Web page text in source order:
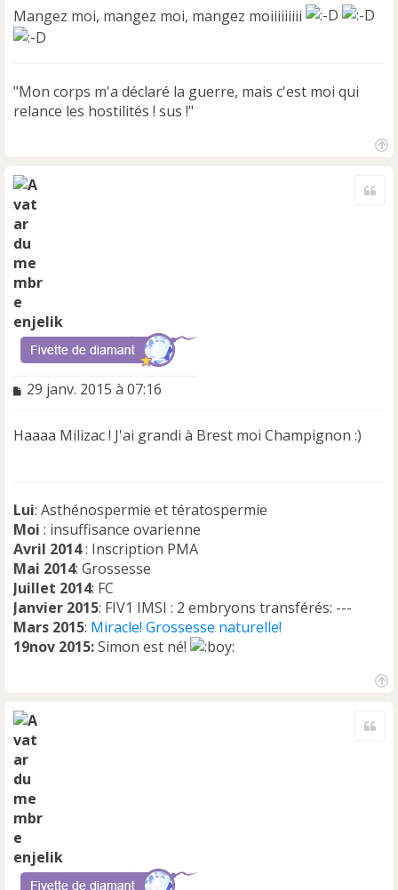
s
a
n
o
n
Mangez moi, mangez moi, mangez moiiiiiiiii
"Mon corps m'a déclaré la guerre, mais c'est moi qui
relance les hostilités ! sus !"
enjelik
M
s
n
o
n
l
u
29 janv. 2015 à 07:16
Haaaa Milizac ! J'ai grandi à Brest moi Champignon :)
Lui: Asthénospermie et tératospermie
Moi : insuffisance ovarienne
Avril 2014: Inscription PMA
Mai 2014: Grossesse
Juillet 2014: FC
Janvier 2015: FIV1 IMSI : 2 embryons transférés: ---
Mars 2015: Miracle! Grossesse naturelle!
19nov 2015:Simon est né!
enjelik